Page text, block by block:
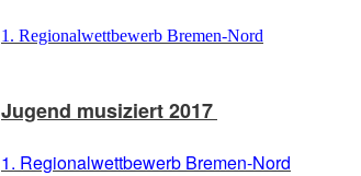
1. Regionalwettbewerb Bremen-Nord
Jugend musiziert 2017
1. Regionalwettbewerb Bremen-Nord